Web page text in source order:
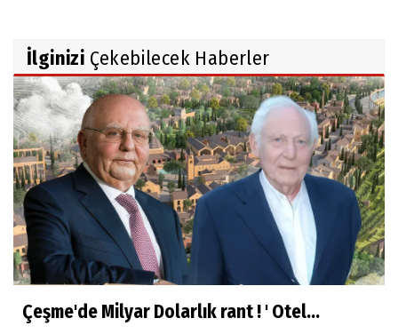
İlginizi Çekebilecek Haberler
Çeşme'de Milyar Dolarlık rant ! ' Otel...